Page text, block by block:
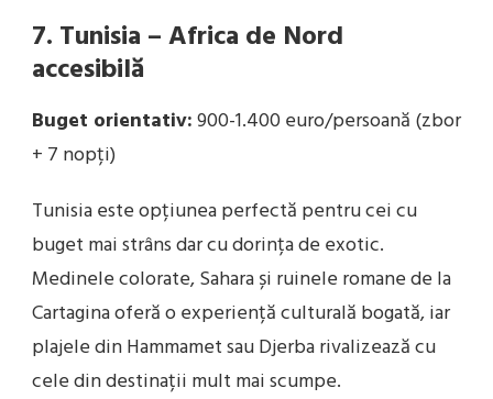
7. Tunisia – Africa de Nord
accesibilă
Buget orientativ:900-1.400 euro/persoană (zbor
+ 7 nopți)
Tunisia este opțiunea perfectă pentru cei cu
buget mai strâns dar cu dorința de exotic.
Medinele colorate, Sahara și ruinele romane de la
Cartagina oferă o experiență culturală bogată, iar
plajele din Hammamet sau Djerba rivalizează cu
cele din destinații mult mai scumpe.